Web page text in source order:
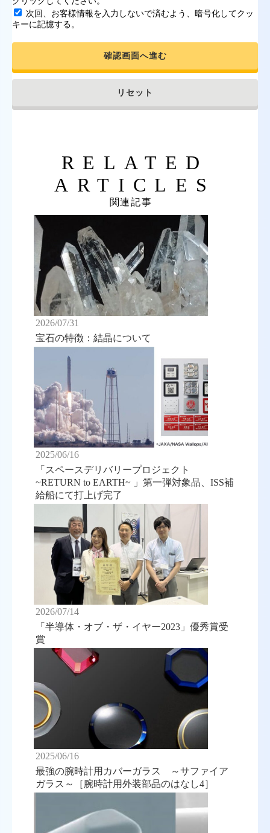
次回、お客様情報を入力しないで済むよう、暗号化してクッ
キーに記憶する。
確認画面へ進む
リセット
RELATED
ARTICLES
関連記事
2026/07/31
宝石の特徴：結晶について
2025/06/16
「スペースデリバリープロジェクト
~RETURN to EARTH~ 」第一弾対象品、ISS補
給船にて打上げ完了
2026/07/14
「半導体・オブ・ザ・イヤー2023」優秀賞受
賞
2025/06/16
最強の腕時計用カバーガラス ～サファイア
ガラス～［腕時計用外装部品のはなし4］